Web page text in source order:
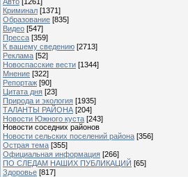
Криминал [1371]
Образование [835]
Видео [547]
Пресса [359]
К вашему сведению [2713]
Реклама [52]
Новоспасские вести [1344]
Мнение [322]
Репортаж [90]
Цитата дня [23]
Природа и экология [1935]
ТАЛАНТЫ РАЙОНА [204]
Новости Южного куста [243]
Новости соседних районов
Новости сельских поселений района [356]
Острая тема [355]
Официальная информация [266]
ПО СЛЕДАМ НАШИХ ПУБЛИКАЦИЙ [65]
Здоровье [817]